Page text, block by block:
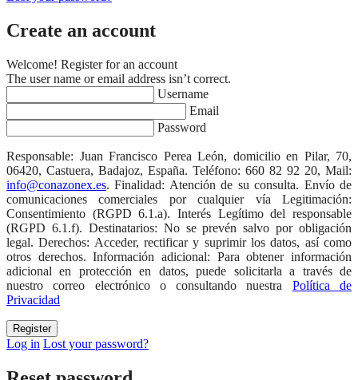
Create an account
Welcome! Register for an account
The user name or email address isn’t correct.
Username
Email
Password
Responsable: Juan Francisco Perea León, domicilio en Pilar, 70,
06420, Castuera, Badajoz, España. Teléfono: 660 82 92 20, Mail:
info@conazonex.es. Finalidad: Atención de su consulta. Envío de
comunicaciones comerciales por cualquier vía Legitimación:
Consentimiento (RGPD 6.1.a). Interés Legítimo del responsable
(RGPD 6.1.f). Destinatarios: No se prevén salvo por obligación
legal. Derechos: Acceder, rectificar y suprimir los datos, así como
otros derechos. Información adicional: Para obtener información
adicional en protección en datos, puede solicitarla a través de
nuestro correo electrónico o consultando nuestra Política de
Privacidad
Log in Lost your password?